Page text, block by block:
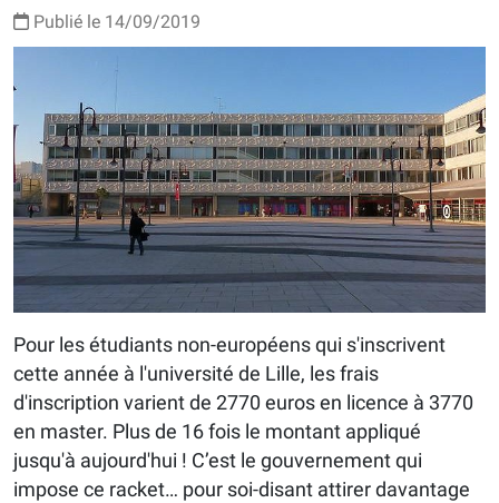
Publié le 14/09/2019
Pour les étudiants non-européens qui s'inscrivent
cette année à l'université de Lille, les frais
d'inscription varient de 2770 euros en licence à 3770
en master. Plus de 16 fois le montant appliqué
jusqu'à aujourd'hui ! C’est le gouvernement qui
impose ce racket… pour soi-disant attirer davantage